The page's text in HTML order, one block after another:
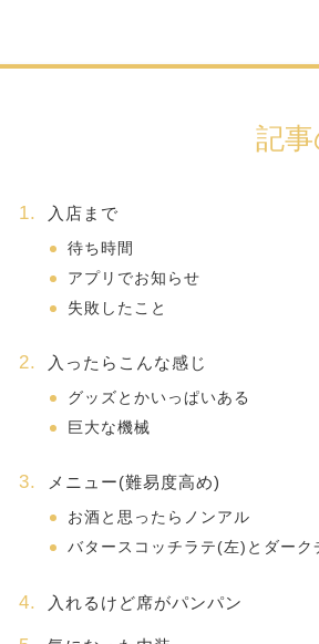
記
入店まで
待ち時間
アプリでお知らせ
失敗したこと
入ったらこんな感じ
グッズとかいっぱいある
巨大な機械
メニュー(難易度高め)
お酒と思ったらノンアル
バタースコッチラテ(左)とダーク
入れるけど席がパンパン